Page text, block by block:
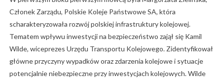
Członek Zarządu, Polskie Koleje Państwowe SA, która
scharakteryzowała rozwój polskiej infrastruktury kolejowej.
Tematem wpływu inwestycji na bezpieczeństwo zajął się Kamil
Wilde, wiceprezes Urzędu Transportu Kolejowego. Zidentyfikował
główne przyczyny wypadków oraz zdarzenia kolejowe i sytuacje
potencjalnie niebezpieczne przy inwestycjach kolejowych. Wilde